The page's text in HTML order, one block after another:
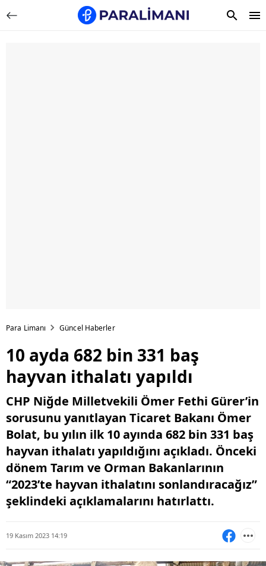
Para Limanı Güncel Haberler
10 ayda 682 bin 331 baş
hayvan ithalatı yapıldı
CHP Niğde Milletvekili Ömer Fethi Gürer’in
sorusunu yanıtlayan Ticaret Bakanı Ömer
Bolat, bu yılın ilk 10 ayında 682 bin 331 baş
hayvan ithalatı yapıldığını açıkladı. Önceki
dönem Tarım ve Orman Bakanlarının
“2023’te hayvan ithalatını sonlandıracağız”
şeklindeki açıklamalarını hatırlattı.
19 Kasım 2023 14:19